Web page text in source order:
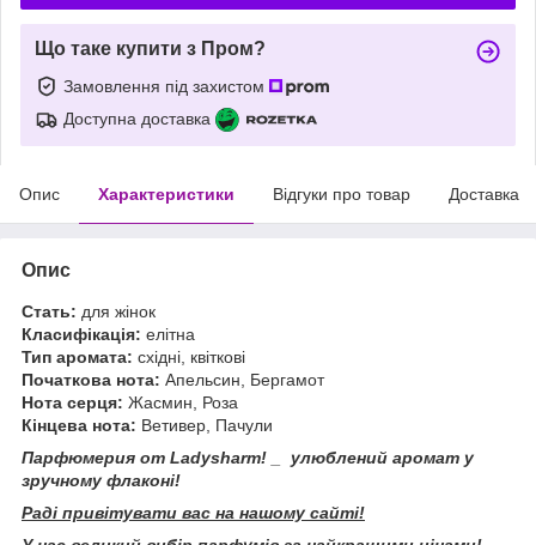
Що таке купити з Пром?
Замовлення під захистом
Доступна доставка
Опис Характеристики Відгуки про товар Доставка
Опис
Стать: для жінок
Класифікація: елітна
Тип аромата: східні, квіткові
Початкова нота: Апельсин, Бергамот
Нота серця: Жасмин, Роза
Кінцева нота: Ветивер, Пачули
Парфюмерия от Ladysharm! _ улюблений аромат у
зручному флаконі!
Раді привітувати вас на нашому сайті!